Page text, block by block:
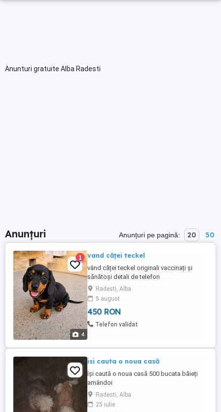
Anunturi gratuite Alba Radesti
Anunțuri Anunțuri pe pagină: 20 50
4
1 vand căței teckel
vând căței teckel originali vaccinați și
sănătoși detali de telefon
Radesti, Alba
5 august
450 RON
Telefon validat
isi cauta o noua casă
își caută o noua casă 500 bucata băieți
amândoi
Radesti, Alba
25 iulie